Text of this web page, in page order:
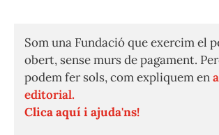
Som una Fundació que exercim el
obert, sense murs de pagament.
podem fer sols, com expliquem en
editorial.
Clica aquí i ajuda'ns!